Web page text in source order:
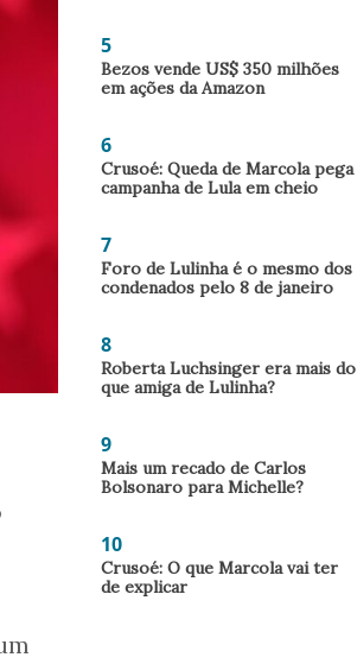
5
Bezos vende US$ 350 milhões
em ações da Amazon
6
Crusoé: Queda de Marcola pega
campanha de Lula em cheio
7
Foro de Lulinha é o mesmo dos
condenados pelo 8 de janeiro
8
Roberta Luchsinger era mais do
que amiga de Lulinha?
9
Mais um recado de Carlos
Bolsonaro para Michelle?
10
Crusoé: O que Marcola vai ter
de explicar